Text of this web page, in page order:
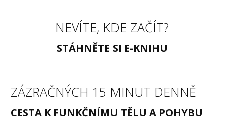
NEVÍTE, KDE ZAČÍT?
STÁHNĚTE SI E-KNIHU
ZÁZRAČNÝCH 15 MINUT DENNĚ
CESTA K FUNKČNÍMU TĚLU A POHYBU